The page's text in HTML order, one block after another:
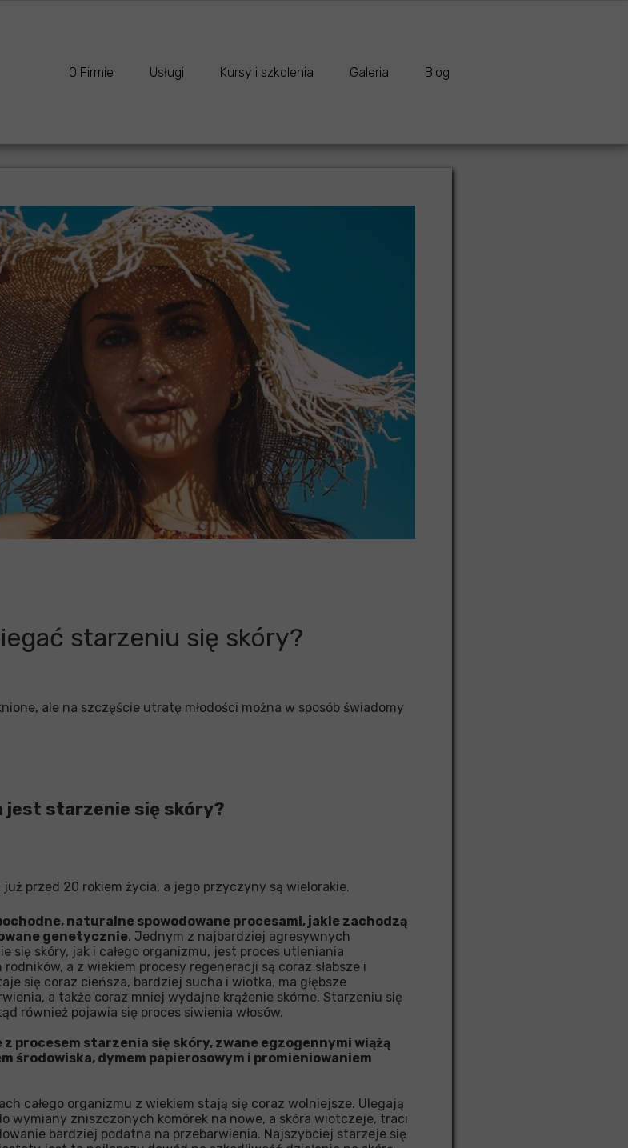
O Firmie Usługi
Metamorfoza
Metamorfoza Premium
Analiza cery
Analiza cery + zabieg pielęgnacyjny
Spersonalizowany zabieg na twarz
Analiza pierwiastkowa włosów
Konsultacja wyniku Analizy Włosów
Detox SPA
Vouchery | Program lojalnościowy | Inne Usługi
Kursy i szkolenia
Szkolenia dla firm
Galeria Blog
Metamorfoza
Analiza cery + zabieg pielęgnacyjny
Analiza cery
Spersonalizowany zabieg na twarz
Analiza pierwiastkowa włosów
Konsultacja wyniku Analizy Włosów
Detox SPA
Vouchery | Program lojalnościowy | inne
starzeniu się skóry?
ale na szczęście utratę młodości można w sposób świadomy
jest starzenie się skóry?
przed 20 rokiem życia, a jego przyczyny są wielorakie.
naturalne spowodowane procesami, jakie zachodzą
genetycznie. Jednym z najbardziej agresywnych
się skóry, jak i całego organizmu, jest proces utleniania
a z wiekiem procesy regeneracji są coraz słabsze i
się coraz cieńsza, bardziej sucha i wiotka, ma głębsze
a także coraz mniej wydajne krążenie skórne. Starzeniu się
również pojawia się proces siwienia włosów.
procesem starzenia się skóry, zwane egzogennymi wiążą
środowiska, dymem papierosowym i promieniowaniem
całego organizmu z wiekiem stają się coraz wolniejsze. Ulegają
wymiany zniszczonych komórek na nowe, a skóra wiotczeje, traci
bardziej podatna na przebarwienia. Najszybciej starzeje się